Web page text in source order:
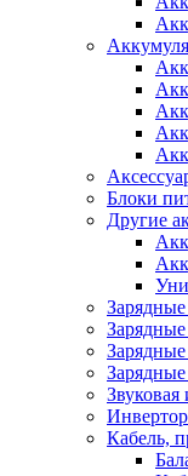
Блоки
Другие
Звуковая
Кабель,